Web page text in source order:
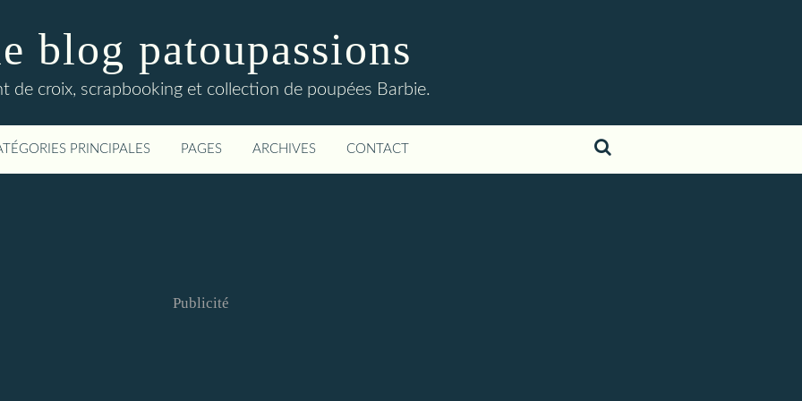
blog patoupassions
de croix, scrapbooking et collection de poupées Barbie.
PRINCIPALES PAGES ARCHIVES CONTACT
Publicité